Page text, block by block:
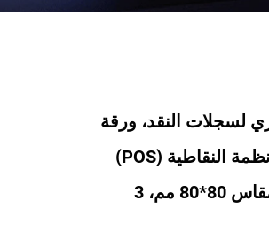
لسجلات النقد، ورقة
من لب الخشب النقي 100%، للأنظمة النقاطية (POS)
وأجهزة الصراف الآلي والبنوك، مقاس 80*80 مم، 3